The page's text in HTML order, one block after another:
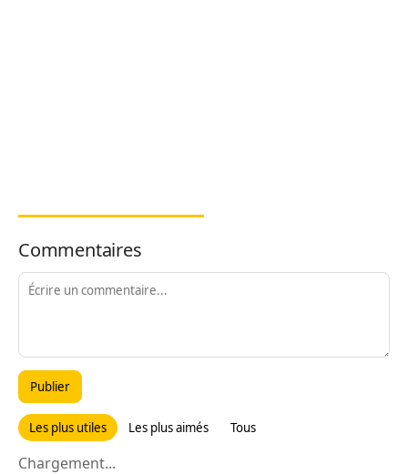
Commentaires
Publier
Les plus utiles Les plus aimés Tous
Chargement...